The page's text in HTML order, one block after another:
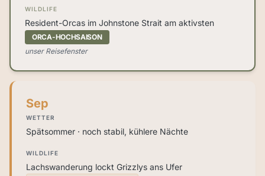
WILDLIFE
Resident-Orcas im Johnstone Strait am aktivsten
ORCA-HOCHSAISON
unser Reisefenster
Sep
WETTER
Spätsommer · noch stabil, kühlere Nächte
WILDLIFE
Lachswanderung lockt Grizzlys ans Ufer